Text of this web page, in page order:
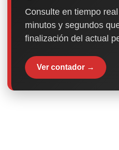
Consulte en tiempo
minutos y segundos
finalización del actual
Ver contador →